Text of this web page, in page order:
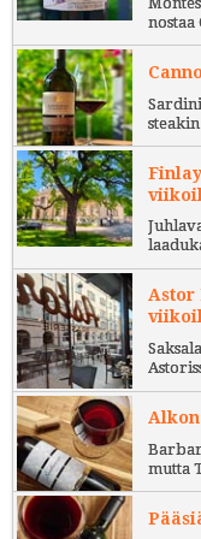
nostaa
Astor
mutta